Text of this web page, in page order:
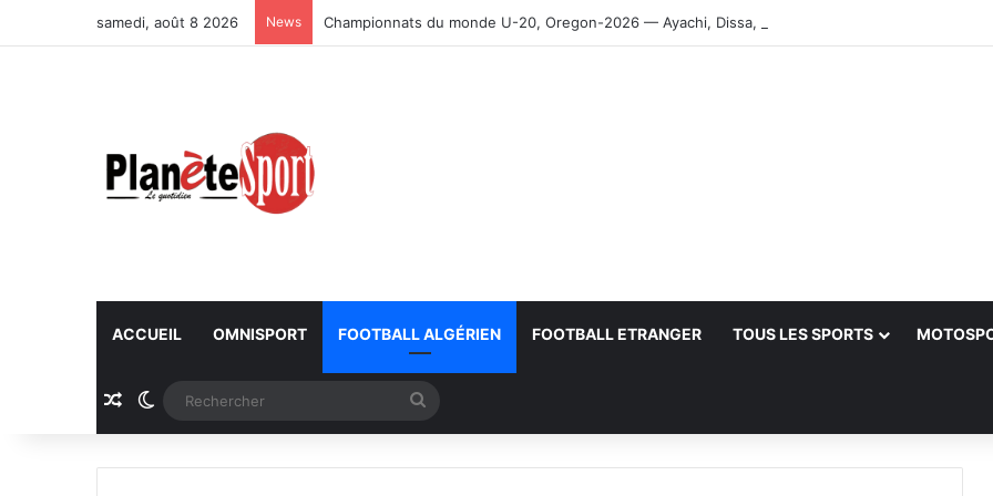
samedi, août 8 2026 News Championnats du monde U-20, Oregon-2026 — Ayachi, Dissa, Touahria et Ghezali en finale
ACCUEIL OMNISPORT FOOTBALL ALGÉRIEN FOOTBALL ETRANGER TOUS LES SPORTS
Article Aléatoire
Switch skin